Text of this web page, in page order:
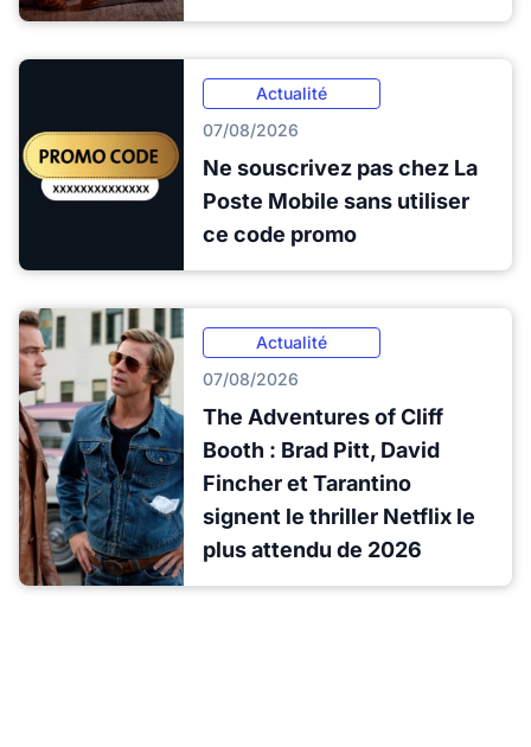
Actualité
07/08/2026
Ne souscrivez pas chez La
Poste Mobile sans utiliser
ce code promo
Actualité
07/08/2026
The Adventures of Cliff
Booth : Brad Pitt, David
Fincher et Tarantino
signent le thriller Netflix le
plus attendu de 2026